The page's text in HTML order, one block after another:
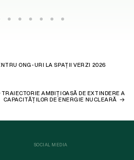
ONG-URI LA SPAȚII VERZI 2026
AMBIȚIOASĂ DE EXTINDERE A
CAPACITĂȚILOR DE ENERGIE NUCLEARĂ
SOCIAL MEDIA